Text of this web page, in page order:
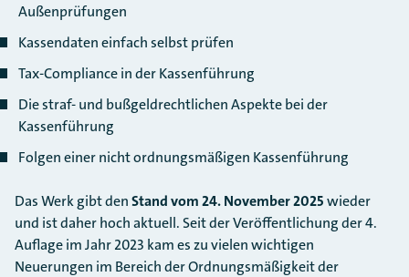
Außenprüfungen
Kassendaten einfach selbst prüfen
Tax-Compliance in der Kassenführung
Die straf- und bußgeldrechtlichen Aspekte bei der
Kassenführung
Folgen einer nicht ordnungsmäßigen Kassenführung
Das Werk gibt denStand vom 24. November 2025wieder
und ist daher hoch aktuell. Seit der Veröffentlichung der 4.
Auflage im Jahr 2023 kam es zu vielen wichtigen
Neuerungen im Bereich der Ordnungsmäßigkeit der